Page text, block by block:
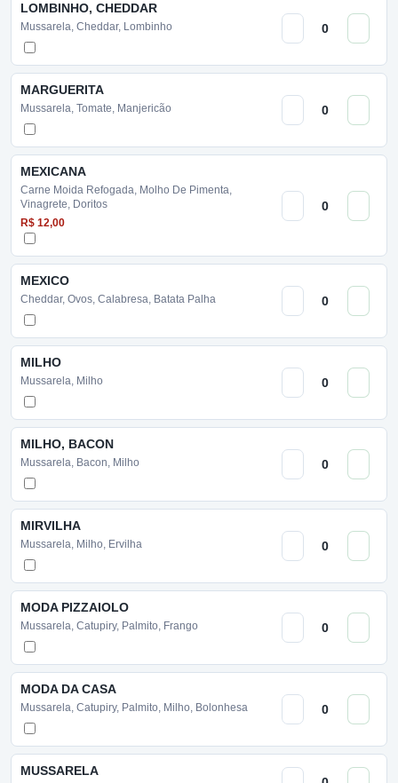
LOMBINHO, CHEDDAR
Mussarela, Cheddar, Lombinho
MARGUERITA
Mussarela, Tomate, Manjericão
MEXICANA
Carne Moida Refogada, Molho De Pimenta,
Vinagrete, Doritos
R$ 12,00
MEXICO
Cheddar, Ovos, Calabresa, Batata Palha
MILHO
Mussarela, Milho
MILHO, BACON
Mussarela, Bacon, Milho
MIRVILHA
Mussarela, Milho, Ervilha
MODA PIZZAIOLO
Mussarela, Catupiry, Palmito, Frango
MODA DA CASA
Mussarela, Catupiry, Palmito, Milho, Bolonhesa
MUSSARELA